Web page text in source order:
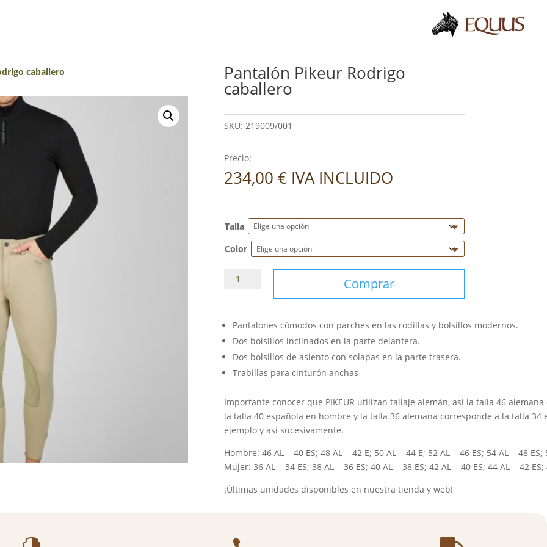
caballero Pantalón Pikeur Rodrigo
caballero
SKU: 219009/001
Precio:
234,00 € IVA INCLUIDO
Talla
Color
Pantalón
cantidad
Comprar
Pantalones cómodos con parches en las rodillas y bolsillos modernos.
Dos bolsillos inclinados en la parte delantera.
Dos bolsillos de asiento con solapas en la parte trasera.
Trabillas para cinturón anchas
Importante conocer que PIKEUR utilizan tallaje alemán, así la talla 46
la talla 40 española en hombre y la talla 36 alemana corresponde a la talla 34
ejemplo y así sucesivamente.
Hombre: 46 AL = 40 ES; 48 AL = 42 E; 50 AL = 44 E; 52 AL = 46 ES; 54 AL = 48 ES;
Mujer: 36 AL = 34 ES; 38 AL = 36 ES; 40 AL = 38 ES; 42 AL = 40 ES; 44 AL = 42 ES;
¡Últimas unidades disponibles en nuestra tienda y web!